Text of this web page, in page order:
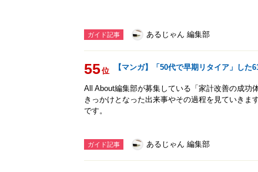
ガイド記事 あるじゃん 編集部
55位 【マンガ】「50代で早期リタイア」し
All About編集部が募集している「家計改善の成功
きっかけとなった出来事やその過程を見ていきま
です。
ガイド記事 あるじゃん 編集部